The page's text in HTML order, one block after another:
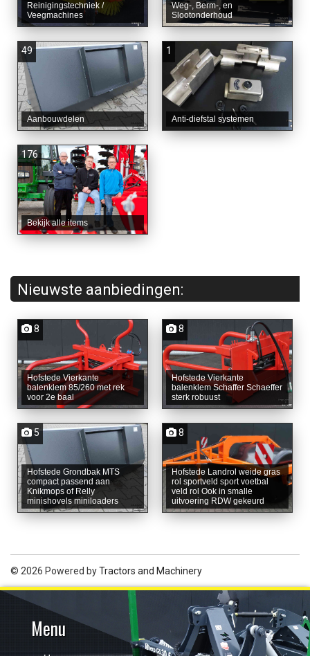
Reinigingstechniek /
Veegmachines
Weg-, Berm-, en
Slootonderhoud
49
Aanbouwdelen
1
Anti-diefstal systemen
176
Bekijk alle items
Nieuwste aanbiedingen:
8
Hofstede Vierkante
balenklem 85/260 met rek
voor 2e baal
8
Hofstede Vierkante
balenklem Schaffer Schaeffer
sterk robuust
5
Hofstede Grondbak MTS
compact passend aan
Knikmops of Relly
minishovels miniloaders
8
Hofstede Landrol weide gras
rol sportveld sport voetbal
veld rol Ook in smalle
uitvoering RDW gekeurd
© 2026 Powered byTractors and Machinery
Menu